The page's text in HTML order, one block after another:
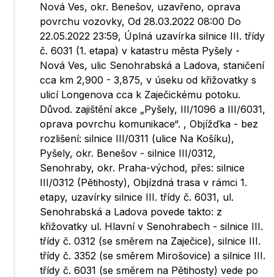
Nová Ves, okr. Benešov, uzavřeno, oprava
povrchu vozovky, Od 28.03.2022 08:00 Do
22.05.2022 23:59, Úplná uzavírka silnice III. třídy
č. 6031 (1. etapa) v katastru města Pyšely -
Nová Ves, ulic Senohrabská a Ladova, staničení
cca km 2,900 - 3,875, v úseku od křižovatky s
ulicí Longenova cca k Zaječickému potoku.
Důvod. zajištění akce „Pyšely, III/1096 a III/6031,
oprava povrchu komunikace“. , Objížďka - bez
rozlišení: silnice III/0311 (ulice Na Košíku),
Pyšely, okr. Benešov - silnice III/0312,
Senohraby, okr. Praha-východ, přes: silnice
III/0312 (Pětihosty), Objízdná trasa v rámci 1.
etapy, uzavírky silnice III. třídy č. 6031, ul.
Senohrabská a Ladova povede takto: z
křižovatky ul. Hlavní v Senohrabech - silnice III.
třídy č. 0312 (se směrem na Zaječice), silnice III.
třídy č. 3352 (se směrem Mirošovice) a silnice III.
třídy č. 6031 (se směrem na Pětihosty) vede po